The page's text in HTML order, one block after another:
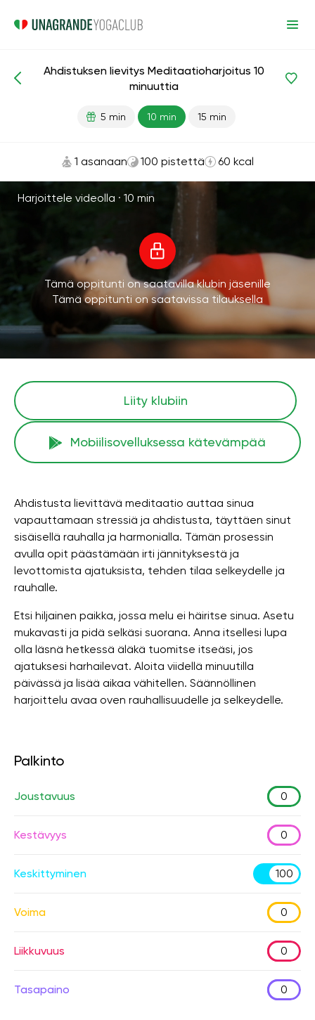
Meditaatiot ja hengitys Rentoutuminen Stressiä
Ahdistuksen lievitys Meditaatioharjoitus 10
minuuttia
5 min 10 min 15 min
1 asanaan 100 pistettä 60 kcal
Harjoittele videolla · 10 min
Tämä oppitunti on saatavilla klubin jäsenille
Tämä oppitunti on saatavissa tilauksella
Liity klubiin
Mobiilisovelluksessa kätevämpää
Ahdistusta lievittävä meditaatio auttaa sinua
vapauttamaan stressiä ja ahdistusta, täyttäen sinut
sisäisellä rauhalla ja harmonialla. Tämän prosessin
avulla opit päästämään irti jännityksestä ja
levottomista ajatuksista, tehden tilaa selkeydelle ja
rauhalle.
Etsi hiljainen paikka, jossa melu ei häiritse sinua. Asetu
mukavasti ja pidä selkäsi suorana. Anna itsellesi lupa
olla läsnä hetkessä äläkä tuomitse itseäsi, jos
ajatuksesi harhailevat. Aloita viidellä minuutilla
päivässä ja lisää aikaa vähitellen. Säännöllinen
harjoittelu avaa oven rauhallisuudelle ja selkeydelle.
Palkinto
Joustavuus 0
Kestävyys 0
Keskittyminen 100
Voima 0
Liikkuvuus 0
Tasapaino 0